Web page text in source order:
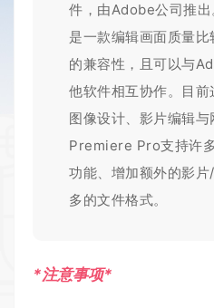
件，由Adobe公司推
是一款编辑画面质量
的兼容性，且可以与
他软件相互协作。目
图像设计、影片编辑与
Premiere Pro支持许
功能、增加额外的影
多的文件格式。
*注意事项*